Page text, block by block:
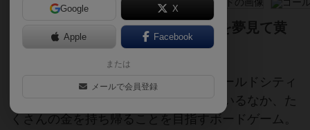
ボード上を移動しながら一攫千金を夢見て黄
金を集めるゲーム
ゴールドラッシュの西部の小さな町ゴールドシティ
に人々が一攫千金を狙ってやってきているなか、た
くさんの金を持ち帰ることを目指すボードゲーム。
Google X
Apple Facebook
または
メールで会員登録